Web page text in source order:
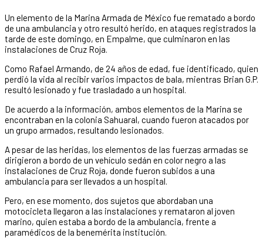
Un elemento de la Marina Armada de México fue rematado a bordo
de una ambulancia y otro resultó herido, en ataques registrados la
tarde de este domingo, en Empalme, que culminaron en las
instalaciones de Cruz Roja.
Como Rafael Armando, de 24 años de edad, fue identificado, quien
perdió la vida al recibir varios impactos de bala, mientras Brian G.P.
resultó lesionado y fue trasladado a un hospital.
De acuerdo a la información, ambos elementos de la Marina se
encontraban en la colonia Sahuaral, cuando fueron atacados por
un grupo armados, resultando lesionados.
A pesar de las heridas, los elementos de las fuerzas armadas se
dirigieron a bordo de un vehículo sedán en color negro a las
instalaciones de Cruz Roja, donde fueron subidos a una
ambulancia para ser llevados a un hospital.
Pero, en ese momento, dos sujetos que abordaban una
motocicleta llegaron a las instalaciones y remataron al joven
marino, quien estaba a bordo de la ambulancia, frente a
paramédicos de la benemérita institución.